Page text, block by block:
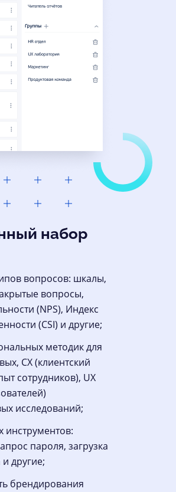
набор
вопросов: шкалы,
вопросы,
(NPS), Индекс
(CSI) и другие;
методик для
CX (клиентский
сотрудников), UX
исследований;
инструментов:
пароля, загрузка
другие;
брендирования